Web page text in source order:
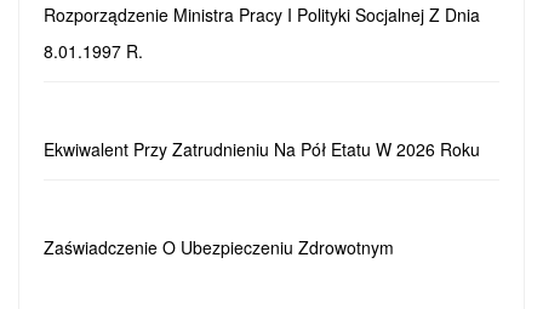
Rozporządzenie Ministra Pracy I Polityki Socjalnej Z Dnia
8.01.1997 R.
Ekwiwalent Przy Zatrudnieniu Na Pół Etatu W 2026 Roku
Zaświadczenie O Ubezpieczeniu Zdrowotnym